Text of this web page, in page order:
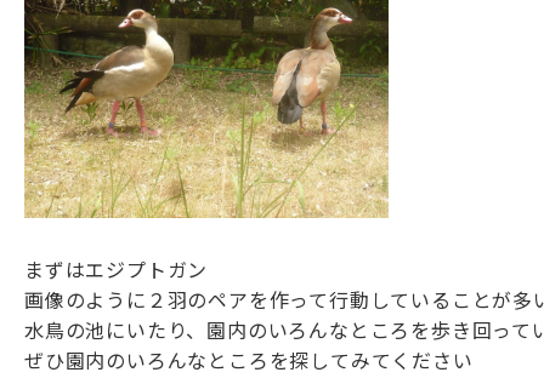
まずはエジプトガン
画像のように２羽のペアを作って行動していることが多
水鳥の池にいたり、園内のいろんなところを歩き回って
ぜひ園内のいろんなところを探してみてください